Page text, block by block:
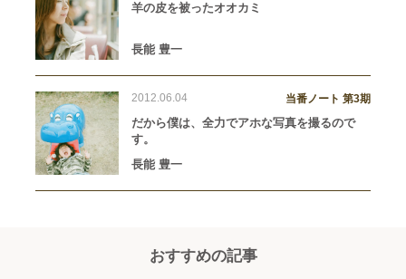
羊の皮を被ったオオカミ
長能 豊一
2012.06.04 当番ノート 第3期
だから僕は、全力でアホな写真を撮るので
す。
長能 豊一
おすすめの記事